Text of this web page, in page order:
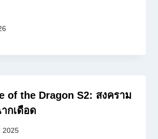
of the Dragon S2: สงคราม
กเดือด
2025